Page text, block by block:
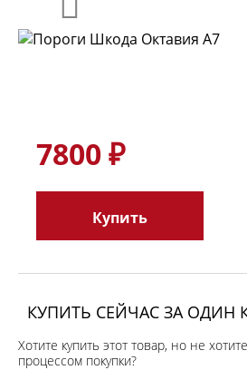
7800 ₽
Купить
КУПИТЬ СЕЙЧАС ЗА ОДИН
Хотите купить этот товар, но не
процессом покупки?